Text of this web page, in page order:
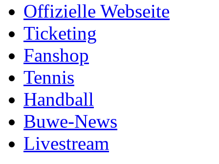
Offizielle Webseite
Ticketing
Fanshop
Tennis
Handball
Buwe-News
Livestream